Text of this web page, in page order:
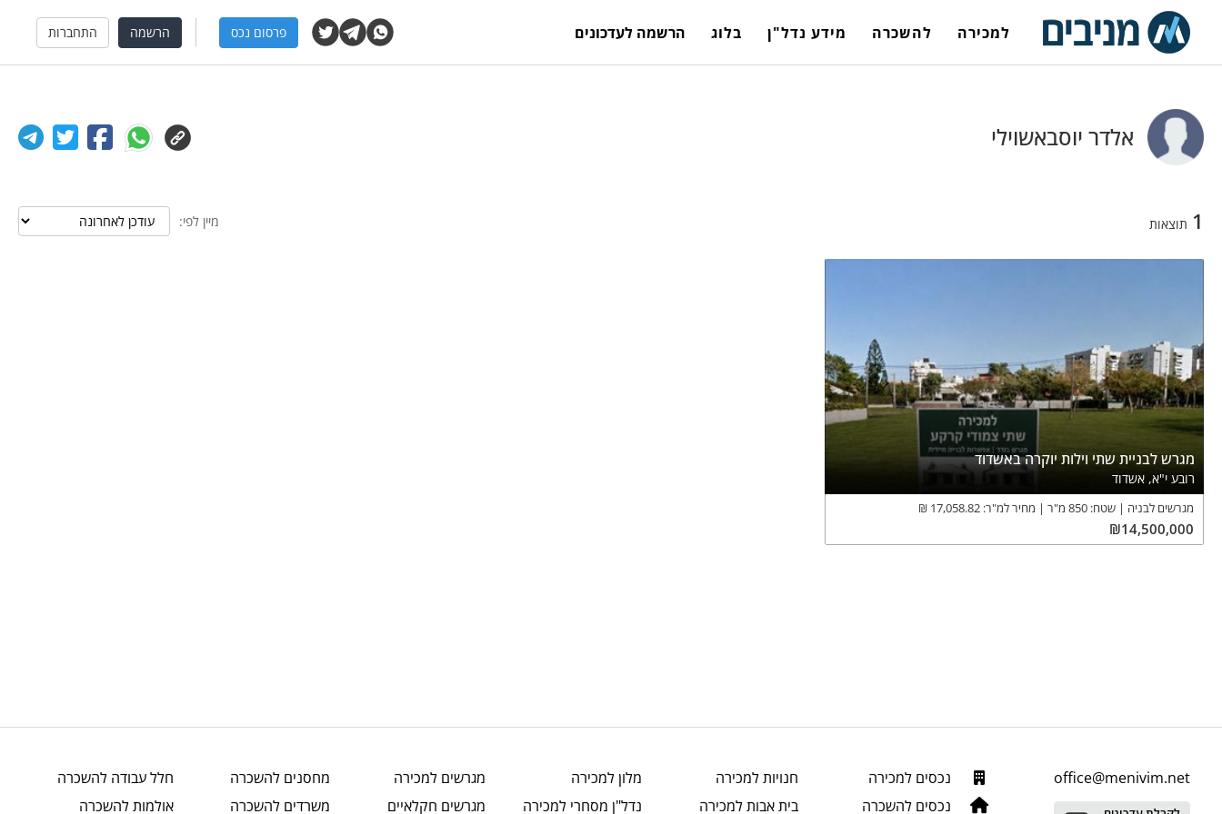
למכירה להשכרה מידע נדל"ן בלוג הרשמה לעדכונים פרסום נכס הרשמה התחברות
אלדר יוסבאשוילי
1 תוצאות מיין לפי:
מגרש לבניית שתי וילות יוקרה באשדוד
רובע י"א, אשדוד
מגרשים לבניה שטח: 850 מ"ר מחיר למ"ר: 17,058.82
₪
₪14,500,000
office@menivim.net
נכסים למכירה
נכסים להשכרה
חנויותלמכירה
בית אבותלמכירה
מלון למכירה
נדל"ן מסחרי למכירה
מגרשים למכירה
מגרשים חקלאיים
מחסנים להשכרה
משרדים להשכרה
חלל עבודה להשכרה
אולמותלהשכרה